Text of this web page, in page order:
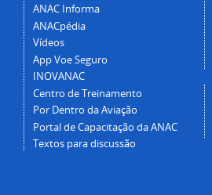
ANAC Informa
ANACpédia
Vídeos
App Voe Seguro
INOVANAC
Centro de Treinamento
Por Dentro da Aviação
Portal de Capacitação da ANAC
Textos para discussão